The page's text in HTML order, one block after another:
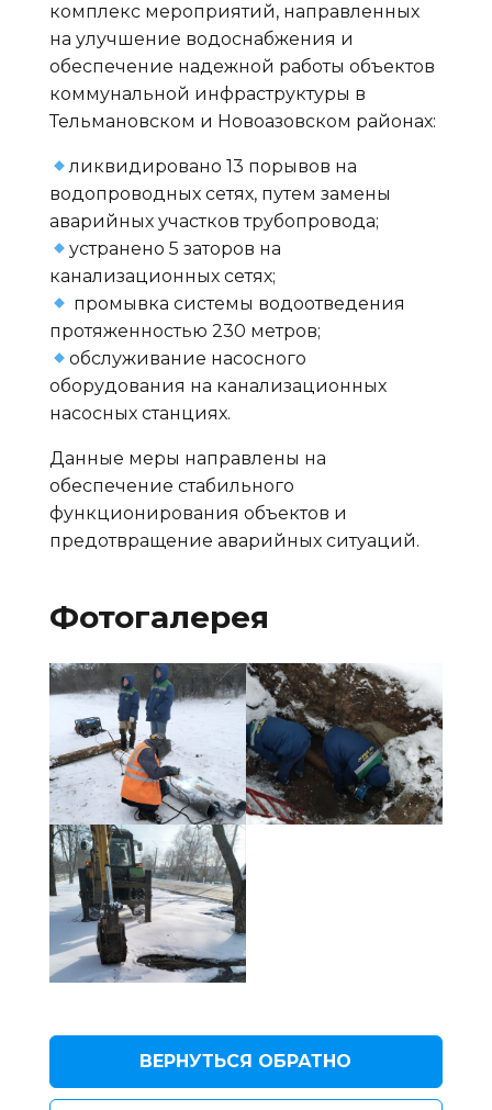
комплекс мероприятий, направленных
на улучшение водоснабжения и
обеспечение надежной работы объектов
коммунальной инфраструктуры в
Тельмановском и Новоазовском районах:
ликвидировано 13 порывов на
водопроводных сетях, путем замены
аварийных участков трубопровода;
устранено 5 заторов на
канализационных сетях;
промывка системы водоотведения
протяженностью 230 метров;
обслуживание насосного
оборудования на канализационных
насосных станциях.
Данные меры направлены на
обеспечение стабильного
функционирования объектов и
предотвращение аварийных ситуаций.
Фотогалерея
ВЕРНУТЬСЯ ОБРАТНО